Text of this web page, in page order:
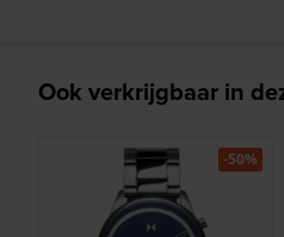
Ook verkrijgbaar in
-50%